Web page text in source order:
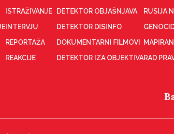
ISTRAŽIVANJE
INTERVJU
REPORTAŽA
REAKCIJE
DETEKTOR OBJAŠNJAVA
DETEKTOR DISINFO
DOKUMENTARNI FILMOVI
DETEKTOR IZA OBJEKTIVA
RUSIJA
RAD